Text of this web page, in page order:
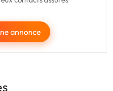
annonce